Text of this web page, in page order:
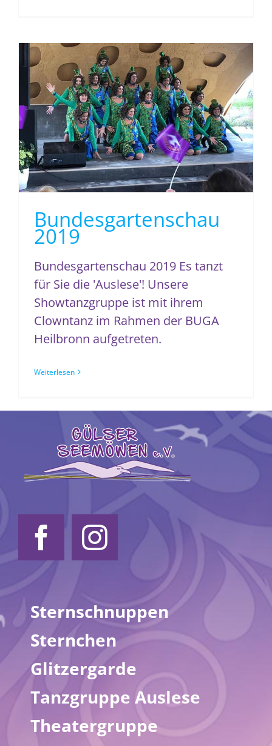
Bundesgartenschau 2019
Bundesgartenschau
2019
Bundesgartenschau 2019 Es tanzt
für Sie die 'Auslese'! Unsere
Showtanzgruppe ist mit ihrem
Clowntanz im Rahmen der BUGA
Heilbronn aufgetreten.
Weiterlesen
Sternschnuppen
Sternchen
Glitzergarde
Tanzgruppe Auslese
Theatergruppe